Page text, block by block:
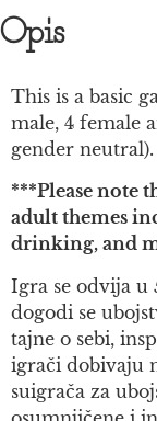
Opis
This is a basic
male, 4 female
gender neutral).
***Please note
adult themes
drinking, and
Igra se odvija
dogodi se
tajne o sebi,
igrači dobivaju
suigrača za